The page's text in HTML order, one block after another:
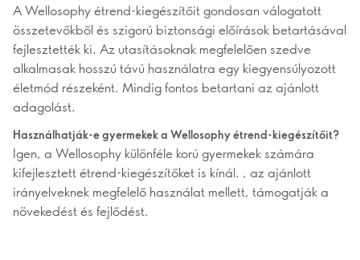
A Wellosophy étrend-kiegészítőit gondosan válogatott
összetevőkből és szigorú biztonsági előírások betartásával
fejlesztették ki. Az utasításoknak megfelelően szedve
alkalmasak hosszú távú használatra egy kiegyensúlyozott
életmód részeként. Mindig fontos betartani az ajánlott
adagolást.
Használhatják-e gyermekek a Wellosophy étrend-kiegészítőit?
Igen, a Wellosophy különféle korú gyermekek számára
kifejlesztett étrend-kiegészítőket is kínál. , az ajánlott
irányelveknek megfelelő használat mellett, támogatják a
növekedést és fejlődést.